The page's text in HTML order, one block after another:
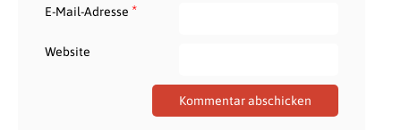
E-Mail-Adresse *
Website